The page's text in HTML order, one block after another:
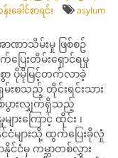
ခေါင်စာရင်း
asylum
ာဏာသိမ်းမှု ဖြစ်စဥ်​
ြေးတိမ်း​ရှောင်ရမှု
ာ ပိုမိုမြင့်တက်လာခဲ့
းစသည့် တိုင်းရင်းသား
စ်ပွားလျှက်ရှိသည့်
ား​ကြောင့် ထိုင်း ၊
ငံများသို့ ထွက်​ပြေးခိုလှုံ
ငံမှ ကမ္ဘာတစ်လွှား